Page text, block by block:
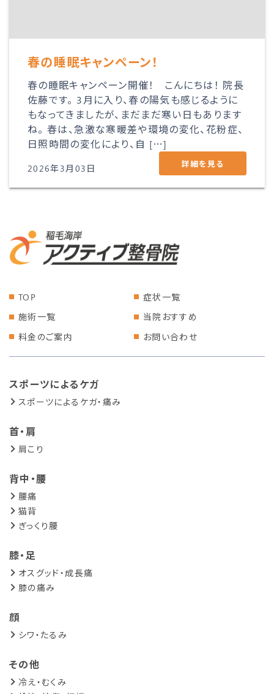
春の睡眠キャンペーン！
春の睡眠キャンペーン開催！ こんにちは！ 院長
佐藤です。 3月に入り、春の陽気も感じるように
もなってきましたが、まだまだ寒い日もあります
ね。 春は、急激な寒暖差や環境の変化、花粉症、
日照時間の変化により、自 […]
2026年3月03日 詳細を見る
TOP
症状一覧
施術一覧
当院おすすめ
料金のご案内
お問い合わせ
スポーツによるケガ
スポーツによるケガ・痛み
首・肩
肩こり
背中・腰
腰痛
猫背
ぎっくり腰
膝・足
オスグッド・成長痛
膝の痛み
顔
シワ・たるみ
その他
冷え・むくみ